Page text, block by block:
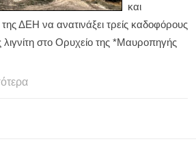
και
ΔΕΗ να ανατινάξει τρείς καδοφόρους
λιγνίτη στο Ορυχείο της *Μαυροπηγής